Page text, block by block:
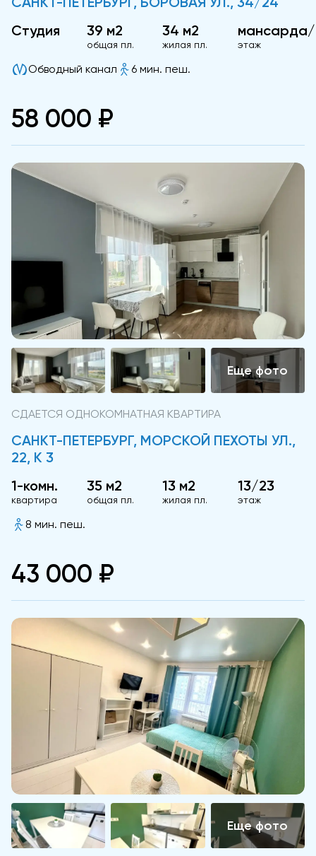
Студия
39 м2
общая пл.
34 м2
жилая пл. этаж
Обводный канал 6 мин. пеш.
58 000 ₽
СДАЕТСЯ ОДНОКОМНАТНАЯ КВАРТИРА
САНКТ-ПЕТЕРБУРГ, МОРСКОЙ ПЕХОТЫ УЛ.,
22, К 3
1-комн.
квартира
35 м2
общая пл.
13 м2
жилая пл.
13/23
этаж
8 мин. пеш.
43 000 ₽